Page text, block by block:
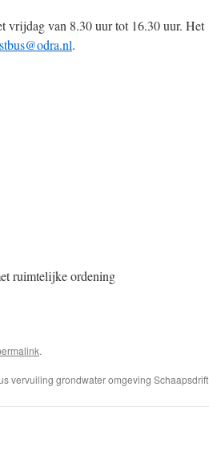
vrijdag van 8.30 uur tot 16.30 uur. Het
.
ruimtelijke ordening
.
vervuiling grondwater omgeving Schaapsdrift